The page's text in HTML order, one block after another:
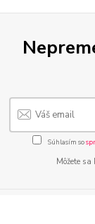
Súhlasím so
Môžete